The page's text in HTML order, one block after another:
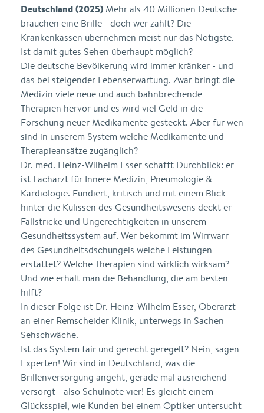
Deutschland (2025) Mehr als 40 Millionen Deutsche
brauchen eine Brille - doch wer zahlt? Die
Krankenkassen übernehmen meist nur das Nötigste.
Ist damit gutes Sehen überhaupt möglich?
Die deutsche Bevölkerung wird immer kränker - und
das bei steigender Lebenserwartung. Zwar bringt die
Medizin viele neue und auch bahnbrechende
Therapien hervor und es wird viel Geld in die
Forschung neuer Medikamente gesteckt. Aber für wen
sind in unserem System welche Medikamente und
Therapieansätze zugänglich?
Dr. med. Heinz-Wilhelm Esser schafft Durchblick: er
ist Facharzt für Innere Medizin, Pneumologie &
Kardiologie. Fundiert, kritisch und mit einem Blick
hinter die Kulissen des Gesundheitswesens deckt er
Fallstricke und Ungerechtigkeiten in unserem
Gesundheitssystem auf. Wer bekommt im Wirrwarr
des Gesundheitsdschungels welche Leistungen
erstattet? Welche Therapien sind wirklich wirksam?
Und wie erhält man die Behandlung, die am besten
hilft?
In dieser Folge ist Dr. Heinz-Wilhelm Esser, Oberarzt
an einer Remscheider Klinik, unterwegs in Sachen
Sehschwäche.
Ist das System fair und gerecht geregelt? Nein, sagen
Experten! Wir sind in Deutschland, was die
Brillenversorgung angeht, gerade mal ausreichend
versorgt - also Schulnote vier! Es gleicht einem
Glücksspiel, wie Kunden bei einem Optiker untersucht